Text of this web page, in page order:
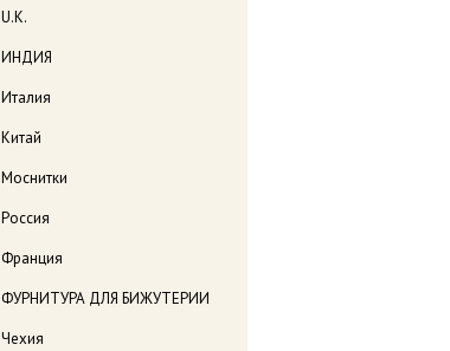
U.K.
ИНДИЯ
Италия
Китай
Моснитки
Россия
Франция
ФУРНИТУРА ДЛЯ БИЖУТЕРИИ
Чехия